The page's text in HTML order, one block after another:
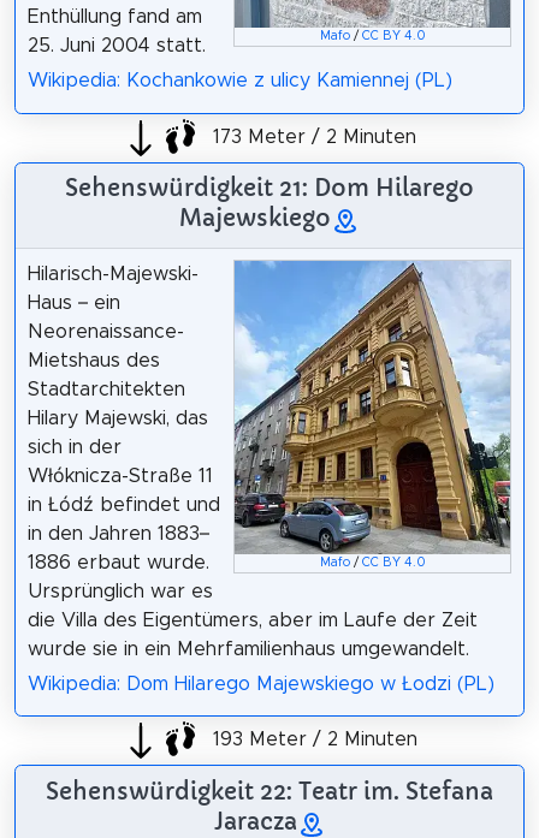
Mafo/ CC BY 4.0
Enthüllung fand am
25. Juni 2004 statt.
Wikipedia: Kochankowie z ulicy Kamiennej (PL)
173 Meter / 2 Minuten
Sehenswürdigkeit 21: Dom Hilarego
Majewskiego
Mafo/ CC BY 4.0
Hilarisch-Majewski-
Haus – ein
Neorenaissance-
Mietshaus des
Stadtarchitekten
Hilary Majewski, das
sich in der
Włóknicza-Straße 11
in Łódź befindet und
in den Jahren 1883–
1886 erbaut wurde.
Ursprünglich war es
die Villa des Eigentümers, aber im Laufe der Zeit
wurde sie in ein Mehrfamilienhaus umgewandelt.
Wikipedia: Dom Hilarego Majewskiego w Łodzi (PL)
193 Meter / 2 Minuten
Sehenswürdigkeit 22: Teatr im. Stefana
Jaracza